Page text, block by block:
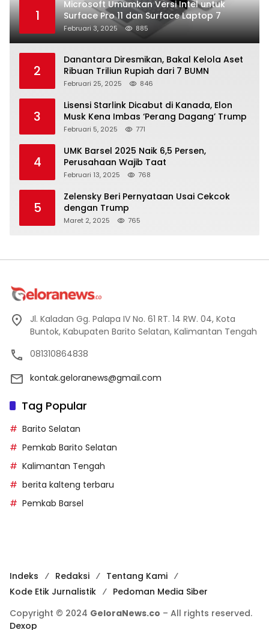
1
Microsoft Umumkan Versi Intel untuk
Surface Pro 11 dan Surface Laptop 7
Februari 3, 2025 885
2
Danantara Diresmikan, Bakal Kelola Aset
Ribuan Triliun Rupiah dari 7 BUMN
Februari 25, 2025 846
3
Lisensi Starlink Dicabut di Kanada, Elon
Musk Kena Imbas ‘Perang Dagang’ Trump
Februari 5, 2025 771
4
UMK Barsel 2025 Naik 6,5 Persen,
Perusahaan Wajib Taat
Februari 13, 2025 768
5
Zelensky Beri Pernyataan Usai Cekcok
dengan Trump
Maret 2, 2025 765
Jl. Kaladan Gg. Palapa IV No. 61 RT. 14 RW. 04, Kota
Buntok, Kabupaten Barito Selatan, Kalimantan Tengah
081310864838
kontak.geloranews@gmail.com
Tag Popular
Barito Selatan
Pemkab Barito Selatan
Kalimantan Tengah
berita kalteng terbaru
Pemkab Barsel
Indeks Redaksi
Tentang Kami
Kode Etik Jurnalistik
Pedoman Media Siber
Copyright © 2024 GeloraNews.co – All rights reserved.
Dexop